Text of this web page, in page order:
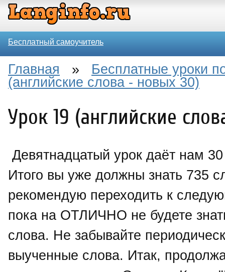
Бесплатный самоучитель
Главная » Бесплатные уроки
(английские слова - новых 30)
Урок 19 (английские
Девятнадцатый урок даёт нам
Итого вы уже должны знать 735
рекомендую переходить к
пока на ОТЛИЧНО не будете
слова. Не забывайте
выученные слова. Итак,